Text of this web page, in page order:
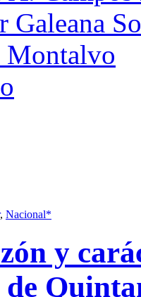
Montalvo
, Nacional*
y
de